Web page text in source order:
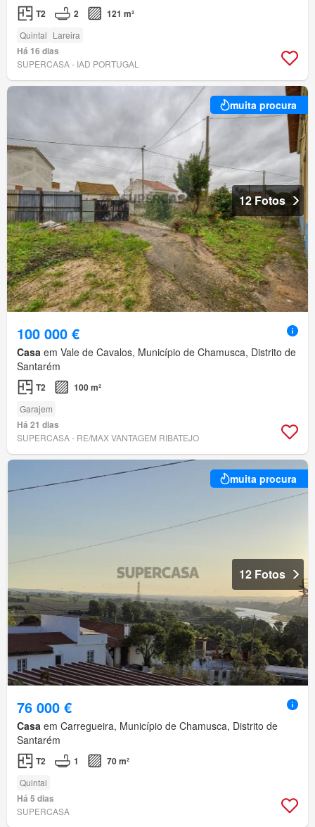
T2 2 121 m²
Quintal Lareira
Há 16 dias
SUPERCASA - IAD PORTUGAL
muita procura
12 Fotos
100 000 €
Casa em Vale de Cavalos, Município de Chamusca, Distrito de
Santarém
T2 100 m²
Garajem
Há 21 dias
SUPERCASA - RE/MAX VANTAGEM RIBATEJO
muita procura
12 Fotos
76 000 €
Casa em Carregueira, Município de Chamusca, Distrito de
Santarém
T2 1 70 m²
Quintal
Há 5 dias
SUPERCASA